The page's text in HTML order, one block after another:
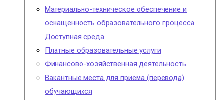
Материально-техническое обеспечение и
оснащенность образовательного процесса.
Доступная среда
Платные образовательные услуги
Финансово-хозяйственная деятельность
Вакантные места для приема (перевода)
обучающихся